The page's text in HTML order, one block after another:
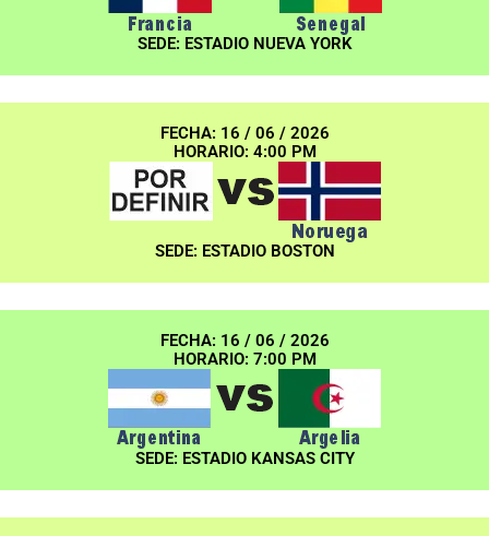
SEDE: ESTADIO NUEVA YORK
FECHA: 16 / 06 / 2026
HORARIO: 4:00 PM
SEDE: ESTADIO BOSTON
FECHA: 16 / 06 / 2026
HORARIO: 7:00 PM
SEDE: ESTADIO KANSAS CITY